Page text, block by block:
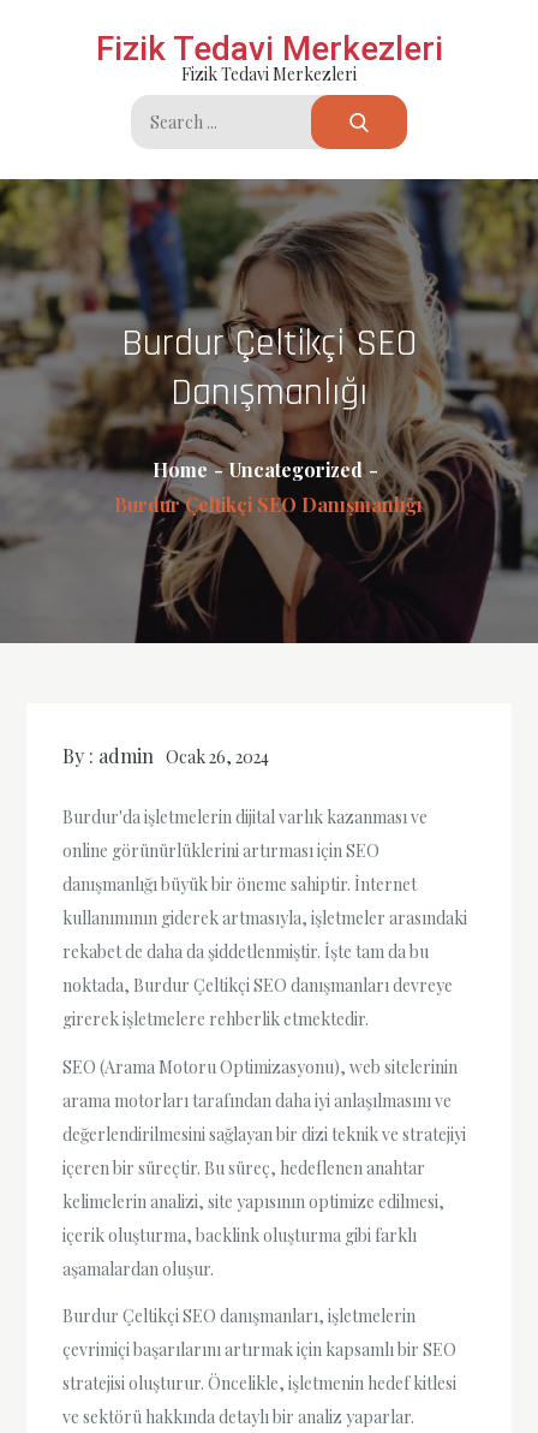
Fizik Tedavi Merkezleri
Fizik Tedavi Merkezleri
Search
for:
Burdur Çeltikçi SEO
Danışmanlığı
Home
Uncategorized
Burdur Çeltikçi SEO Danışmanlığı
By : admin Ocak 26, 2024
Burdur'da işletmelerin dijital varlık kazanması ve
online görünürlüklerini artırması için SEO
danışmanlığı büyük bir öneme sahiptir. İnternet
kullanımının giderek artmasıyla, işletmeler arasındaki
rekabet de daha da şiddetlenmiştir. İşte tam da bu
noktada, Burdur Çeltikçi SEO danışmanları devreye
girerek işletmelere rehberlik etmektedir.
SEO (Arama Motoru Optimizasyonu), web sitelerinin
arama motorları tarafından daha iyi anlaşılmasını ve
değerlendirilmesini sağlayan bir dizi teknik ve stratejiyi
içeren bir süreçtir. Bu süreç, hedeflenen anahtar
kelimelerin analizi, site yapısının optimize edilmesi,
içerik oluşturma, backlink oluşturma gibi farklı
aşamalardan oluşur.
Burdur Çeltikçi SEO danışmanları, işletmelerin
çevrimiçi başarılarını artırmak için kapsamlı bir SEO
stratejisi oluşturur. Öncelikle, işletmenin hedef kitlesi
ve sektörü hakkında detaylı bir analiz yaparlar.